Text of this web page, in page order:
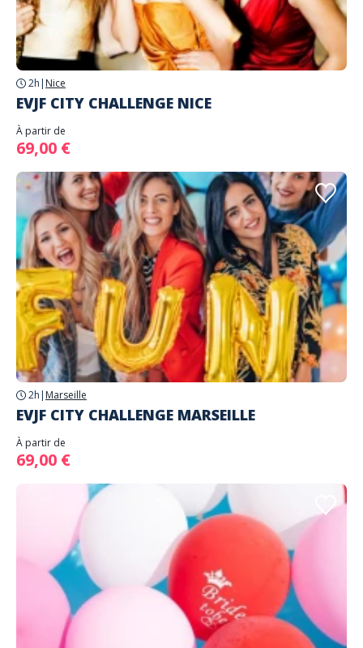
2h | Nice
EVJF CITY CHALLENGE NICE
À partir de
69,00 €
2h | Marseille
EVJF CITY CHALLENGE MARSEILLE
À partir de
69,00 €